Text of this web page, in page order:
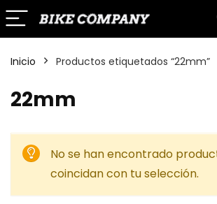
Inicio Productos etiquetados “22mm”
22mm
No se han encontrado
coincidan con tu selección.